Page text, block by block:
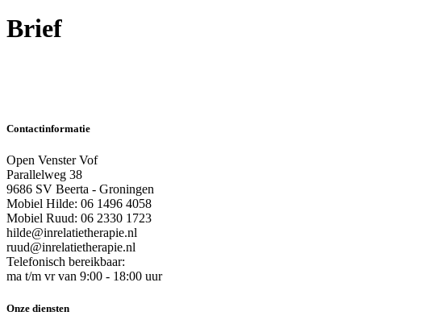
Brief
Contactinformatie
Open Venster Vof
Parallelweg 38
9686 SV Beerta - Groningen
Mobiel Hilde: 06 1496 4058
Mobiel Ruud: 06 2330 1723
hilde@inrelatietherapie.nl
ruud@inrelatietherapie.nl
Telefonisch bereikbaar:
ma t/m vr van 9:00 - 18:00 uur
Onze diensten